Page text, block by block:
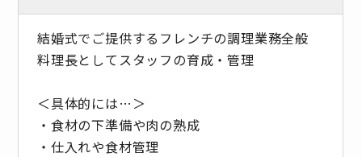
結婚式でご提供するフレンチの調理業務全般
料理長としてスタッフの育成・管理
＜具体的には…＞
・食材の下準備や肉の熟成
・仕入れや食材管理